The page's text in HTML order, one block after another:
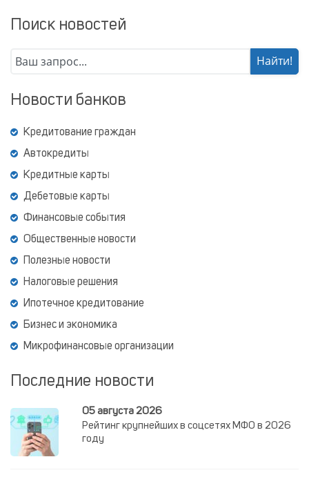
Поиск новостей
Новости банков
Кредитование граждан
Автокредиты
Кредитные карты
Дебетовые карты
Финансовые события
Общественные новости
Полезные новости
Налоговые решения
Ипотечное кредитование
Бизнес и экономика
Микрофинансовые организации
Последние новости
05 августа 2026
Рейтинг крупнейших в соцсетях МФО в 2026
году